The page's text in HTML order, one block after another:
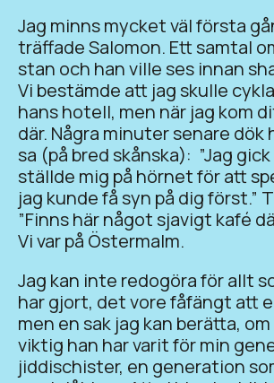
Jag minns mycket väl första
träffade Salomon. Ett samtal
stan och han ville ses innan
Vi bestämde att jag skulle
hans hotell, men när jag kom
där. Några minuter senare dök
sa (på bred skånska): ”Jag
ställde mig på hörnet för att
jag kunde få syn på dig först.”
”Finns här något sjavigt kafé
Vi var på Östermalm.
Jag kan inte redogöra för allt
har gjort, det vore fåfängt att
men en sak jag kan berätta,
viktig han har varit för min
jiddischister, en generation